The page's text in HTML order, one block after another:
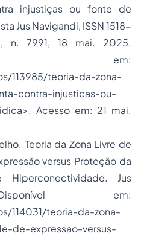
injustiças ou fonte de
Jus Navigandi, ISSN 1518-
n. 7991, 18 mai. 2025.
em:
113985/teoria-da-zona-
contra-injusticas-ou-
>. Acesso em: 21 mai.
Teoria da Zona Livre de
versus Proteção da
Jus
em:
114031/teoria-da-zona-
de-expressao-versus-